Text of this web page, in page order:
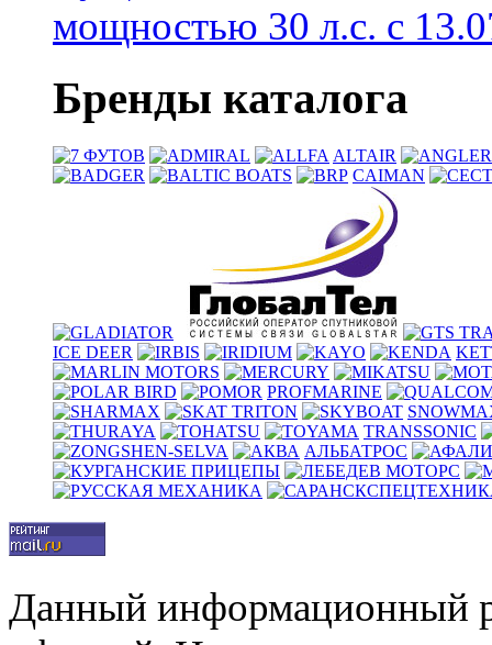
мощностью 30 л.с. с
Бренды каталога
ALTAIR
CAIMAN
ICE DEER
PROFMARINE
TRANSSONIC
АЛЬБАТРОС
Данный информационный